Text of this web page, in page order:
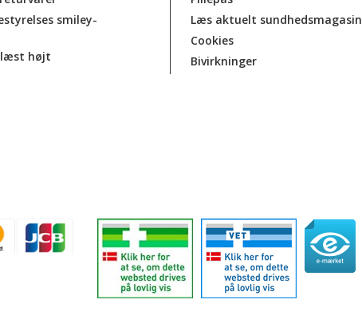
smiley-
læst højt
Læs aktuelt sundhedsmagasin
Cookies
Bivirkninger